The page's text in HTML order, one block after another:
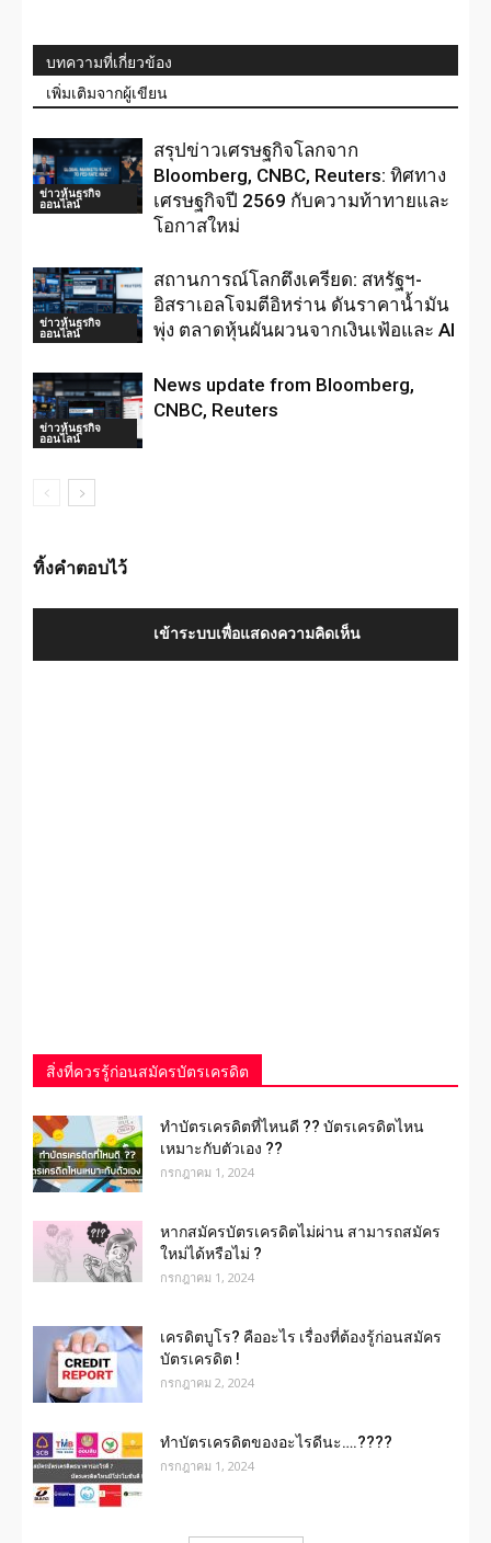
บทความที่เกี่ยวข้อง
เพิ่มเติมจากผู้เขียน
ข่าวหุ้นธุรกิจ
ออนไลน์
สรุปข่าวเศรษฐกิจโลกจาก
Bloomberg, CNBC, Reuters: ทิศทาง
เศรษฐกิจปี 2569 กับความท้าทายและ
โอกาสใหม่
ข่าวหุ้นธุรกิจ
ออนไลน์
สถานการณ์โลกตึงเครียด: สหรัฐฯ-
อิสราเอลโจมตีอิหร่าน ดันราคาน้ำมัน
พุ่ง ตลาดหุ้นผันผวนจากเงินเฟ้อและ AI
ข่าวหุ้นธุรกิจ
ออนไลน์
News update from Bloomberg,
CNBC, Reuters
ทิ้งคำตอบไว้
เข้าระบบเพื่อแสดงความคิดเห็น
สิ่งที่ควรรู้ก่อนสมัครบัตรเครดิต
ทำบัตรเครดิตที่ไหนดี ?? บัตรเครดิตไหน
เหมาะกับตัวเอง ??
กรกฎาคม 1, 2024
หากสมัครบัตรเครดิตไม่ผ่าน สามารถสมัคร
ใหม่ได้หรือไม่ ?
กรกฎาคม 1, 2024
เครดิตบูโร? คืออะไร เรื่องที่ต้องรู้ก่อนสมัคร
บัตรเครดิต !
กรกฎาคม 2, 2024
ทําบัตรเครดิตของอะไรดีนะ….????
กรกฎาคม 1, 2024